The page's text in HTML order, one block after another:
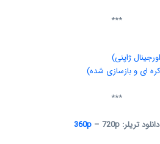
***
***
دانلود تریلر: 360p – 720p